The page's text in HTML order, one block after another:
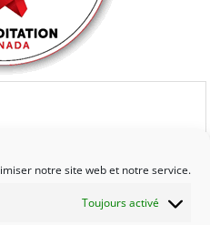
notre site web et notre service.
Toujours activé